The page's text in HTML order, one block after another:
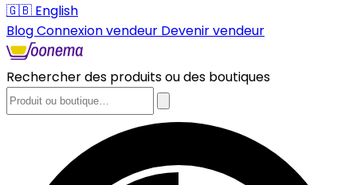
🇬🇧 English
BlogConnexion vendeur Devenir vendeur
Rechercher des produits ou des boutiques